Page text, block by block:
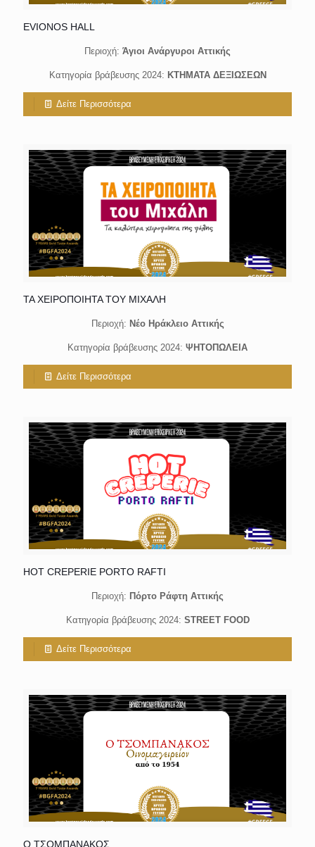
EVIONOS HALL
Περιοχή: Άγιοι Ανάργυροι Αττικής
Κατηγορία βράβευσης 2024: ΚΤΗΜΑΤΑ ΔΕΞΙΩΣΕΩΝ
Δείτε Περισσότερα
ΤΑ ΧΕΙΡΟΠΟΙΗΤΑ ΤΟΥ ΜΙΧΑΛΗ
Περιοχή: Νέο Ηράκλειο Αττικής
Κατηγορία βράβευσης 2024: ΨΗΤΟΠΩΛΕΙΑ
Δείτε Περισσότερα
HOT CREPERIE PORTO RAFTI
Περιοχή: Πόρτο Ράφτη Αττικής
Κατηγορία βράβευσης 2024: STREET FOOD
Δείτε Περισσότερα
Ο ΤΣΟΜΠΑΝΑΚΟΣ